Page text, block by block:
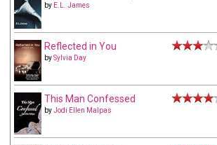
by E.L. James
Reflected in You
bySylvia Day
This Man Confessed
byJodi Ellen Malpas